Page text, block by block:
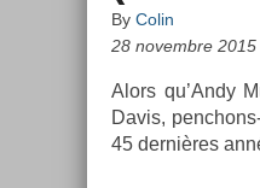
By Colin
28 novembre 2015
Alors qu’Andy
Davis,
45 dernières